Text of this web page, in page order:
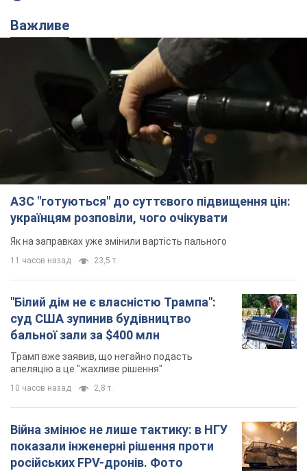
Важливе
АЗС "готуються" до суттєвого підвищення цін:
українцям розповіли, чого очікувати
Як на заправках уже змінили вартість пального
11 часов назад 23,5 т.
"Білий дім не є власністю Трампа":
суд США зупинив будівництво
бальної зали за $400 млн
Трамп вже заявив, що негайно подасть
апеляцію а це "жахливе рішення"
10 часов назад 2,8 т.
Війна змінює не лише тактику: в НГУ
показали інженерні рішення проти
російських FPV-дронів. Фото